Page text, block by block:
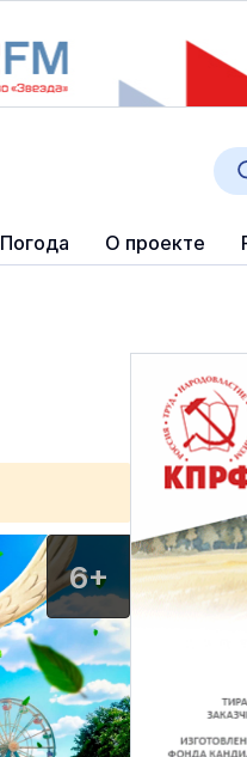
Погода О проекте
6+